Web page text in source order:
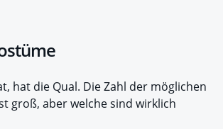
hat die Qual. Die Zahl der möglichen
groß, aber welche sind wirklich